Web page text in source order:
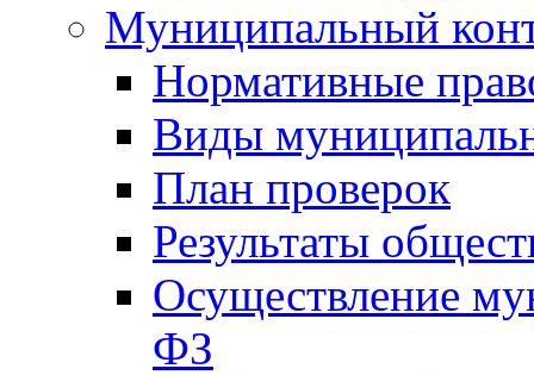
Муниципальный
Нормативные
Виды
План проверок
Результаты
Осуществление
ФЗ